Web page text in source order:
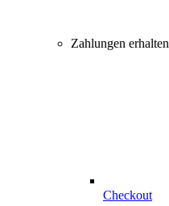
Zahlungen erhalten
Checkout